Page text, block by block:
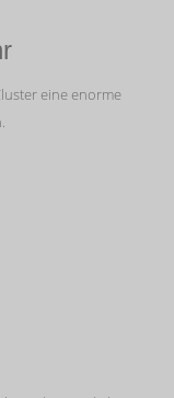
eine enorme